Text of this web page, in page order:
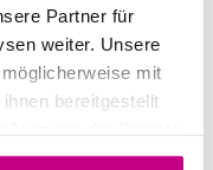
Partner für
weiter. Unsere
mit
bereitgestellt